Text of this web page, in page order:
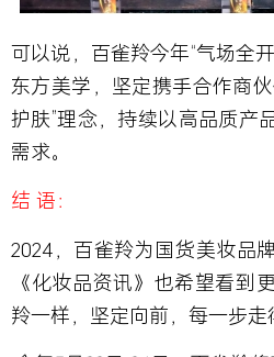
可以说，百雀羚今年“气场全
东方美学，坚定携手合作商
护肤”理念，持续以高品质产
需求。
结 语：
2024，百雀羚为国货美妆品
《化妆品资讯》也希望看到
羚一样，坚定向前，每一步走